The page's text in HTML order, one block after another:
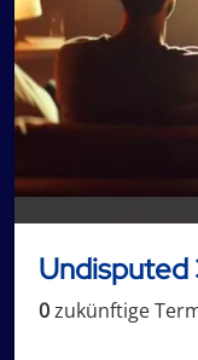
Undisputed
0zukünftige